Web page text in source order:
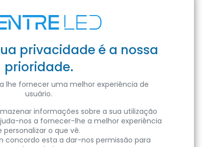
privacidade é a nossa
prioridade.
lhe fornecer uma melhor experiência de
usuário.
informações sobre a sua utilização
nos a fornecer-lhe a melhor experiência
personalizar o que vê.
concordo esta a dar-nos permissão para